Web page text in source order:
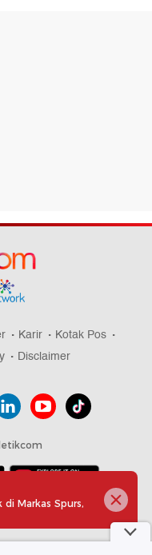
Karir
Kotak Pos
Disclaimer
All right reserved
di Markas Spurs,